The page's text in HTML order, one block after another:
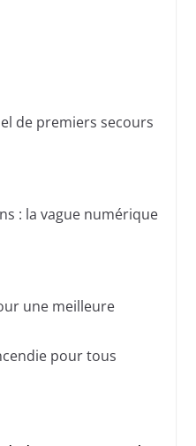
de premiers secours
: la vague numérique
une meilleure
pour tous